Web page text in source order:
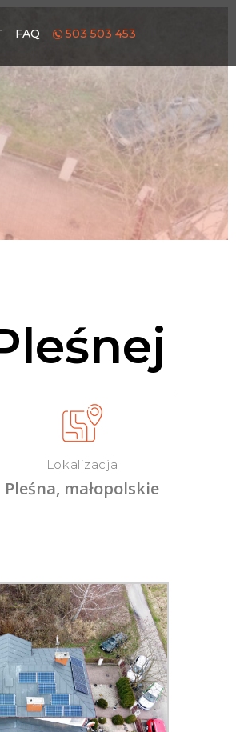
FAQ 503 503 453
Lokalizacja
Pleśna, małopolskie